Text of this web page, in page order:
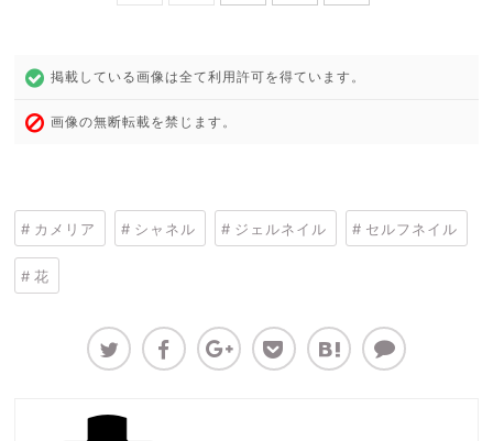
掲載している画像は全て利用許可を得ています。
画像の無断転載を禁じます。
カメリア シャネル ジェルネイル セルフネイル
花